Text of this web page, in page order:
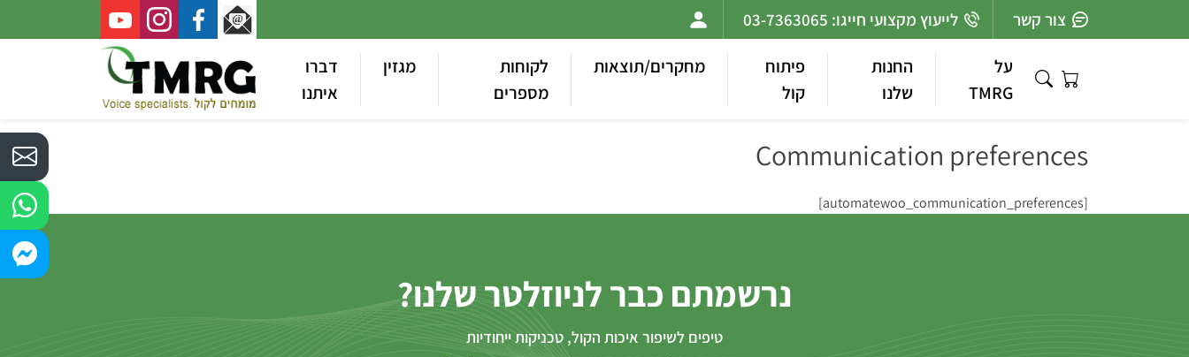
צור קשר לייעוץ מקצועי חייגו: 03-7363065
על
TMRG
החנות
שלנו
פיתוח
קול
מחקרים/תוצאות
לקוחות
מספרים
מגזין
דברו
איתנו
Communication preferences
[automatewoo_communication_preferences]
נרשמתם כבר לניוזלטר שלנו?
טיפים לשיפור איכות הקול, טכניקות ייחודיות